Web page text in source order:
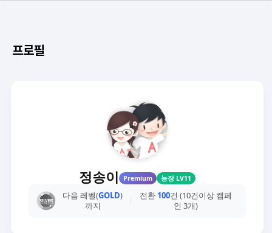
프로필
정송이 Premium 농장 LV11
다음 레벨(GOLD)
까지
전환 100건 (10건이상 캠페
인 3개)